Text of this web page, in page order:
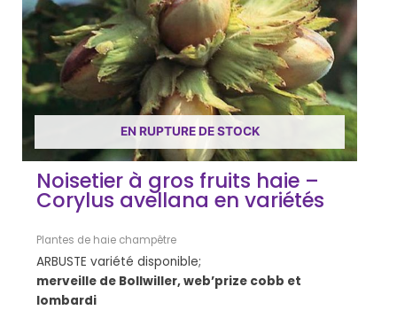
EN RUPTURE DE STOCK
Noisetier à gros fruits haie –
Corylus avellana en variétés
Plantes de haie champêtre
ARBUSTE variété disponible;
merveille de Bollwiller, web’prize cobb et
lombardi